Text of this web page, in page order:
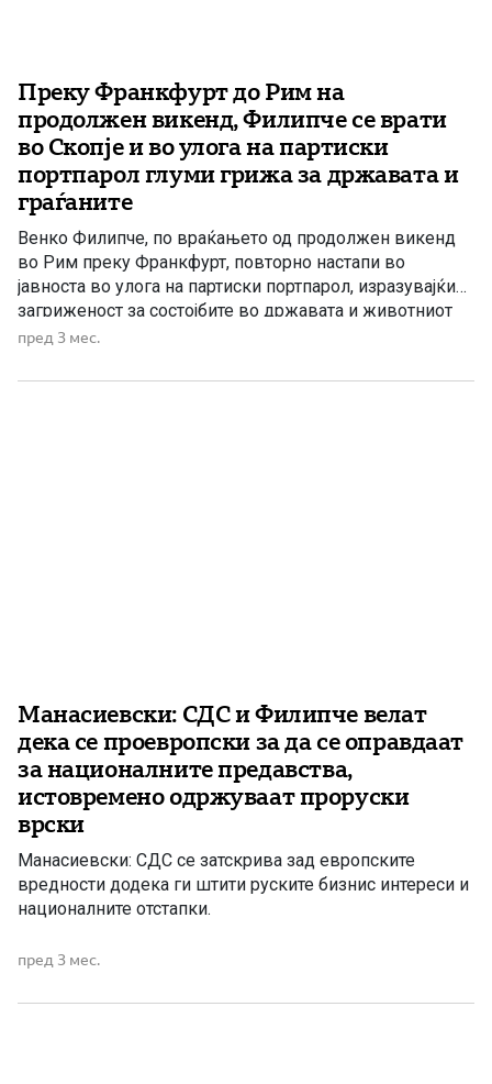
Преку Франкфурт до Рим на
продолжен викенд, Филипче се врати
во Скопје и во улога на партиски
портпарол глуми грижа за државата и
граѓаните
Венко Филипче, по враќањето од продолжен викенд
во Рим преку Франкфурт, повторно настапи во
јавноста во улога на партиски портпарол, изразувајќи
загриженост за состојбите во државата и животниот
стандард на граѓаните. Филипче беше дел од владата
оценува како време на економски пад,
пред 3 мес.
Манасиевски: СДС и Филипче велат
дека се проевропски за да се оправдаат
за националните предавства,
истовремено одржуваат проруски
врски
Манасиевски: СДС се затскрива зад европските
вредности додека ги штити руските бизнис интереси и
националните отстапки.
пред 3 мес.